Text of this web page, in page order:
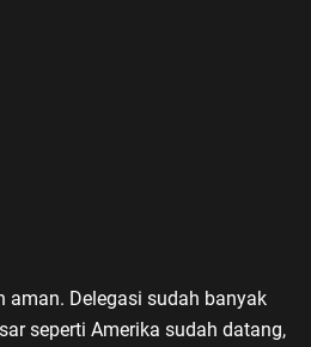
aman. Delegasi sudah banyak
seperti Amerika sudah datang,